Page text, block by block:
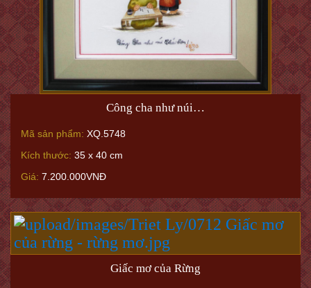
Công cha như núi…
Mã sản phẩm: XQ.5748
Kích thước: 35 x 40 cm
Giá: 7.200.000VNĐ
Giấc mơ của Rừng